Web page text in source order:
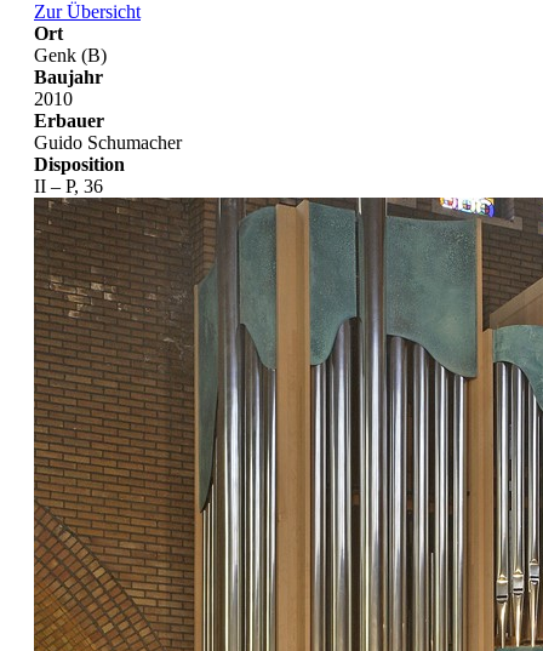
Zur Übersicht
Ort
Genk (B)
Baujahr
2010
Erbauer
Guido Schumacher
Disposition
II – P, 36